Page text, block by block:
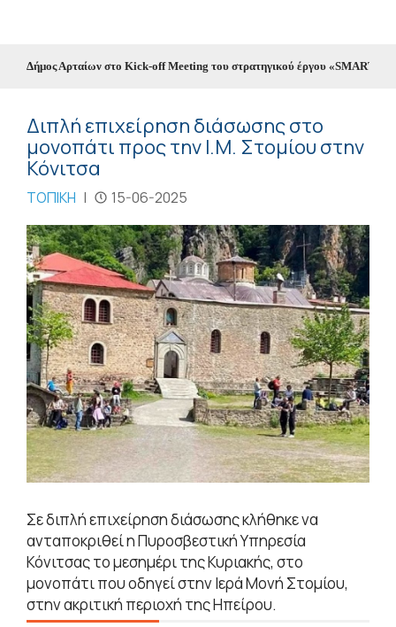
Δήμος Αρταίων στο Kick-off Meeting του στρατηγικού έργου «SMART
Διπλή επιχείρηση διάσωσης στο
μονοπάτι προς την Ι.Μ. Στομίου στην
Κόνιτσα
ΤΟΠΙΚΗ | 15-06-2025
Σε διπλή επιχείρηση διάσωσης κλήθηκε να
ανταποκριθεί η Πυροσβεστική Υπηρεσία
Κόνιτσας το μεσημέρι της Κυριακής, στο
μονοπάτι που οδηγεί στην Ιερά Μονή Στομίου,
στην ακριτική περιοχή της Ηπείρου.